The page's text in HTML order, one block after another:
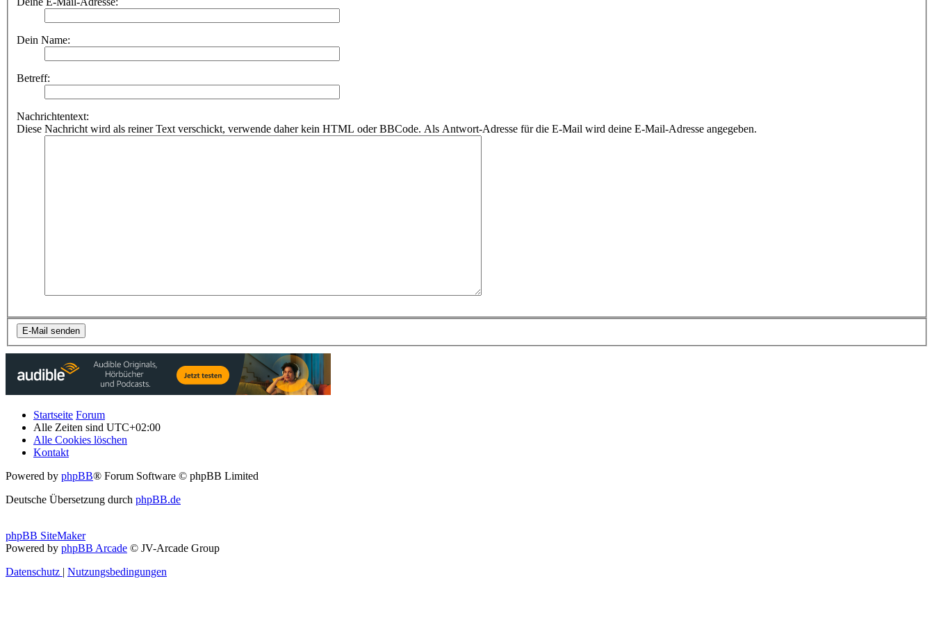
Dein Name:
Betreff:
Nachrichtentext:
Diese Nachricht wird als reiner Text verschickt, verwende daher kein HTML oder BBCode. Als Antwort-Adresse für die E-Mail wird deine E-Mail-Adresse angegeben.
Startseite Forum
Alle Zeiten sind UTC+02:00
Alle Cookies löschen
Kontakt
Powered by phpBB® Forum Software © phpBB Limited
Deutsche Übersetzung durch phpBB.de
phpBB SiteMaker
Powered by phpBB Arcade © JV-Arcade Group
Datenschutz | Nutzungsbedingungen